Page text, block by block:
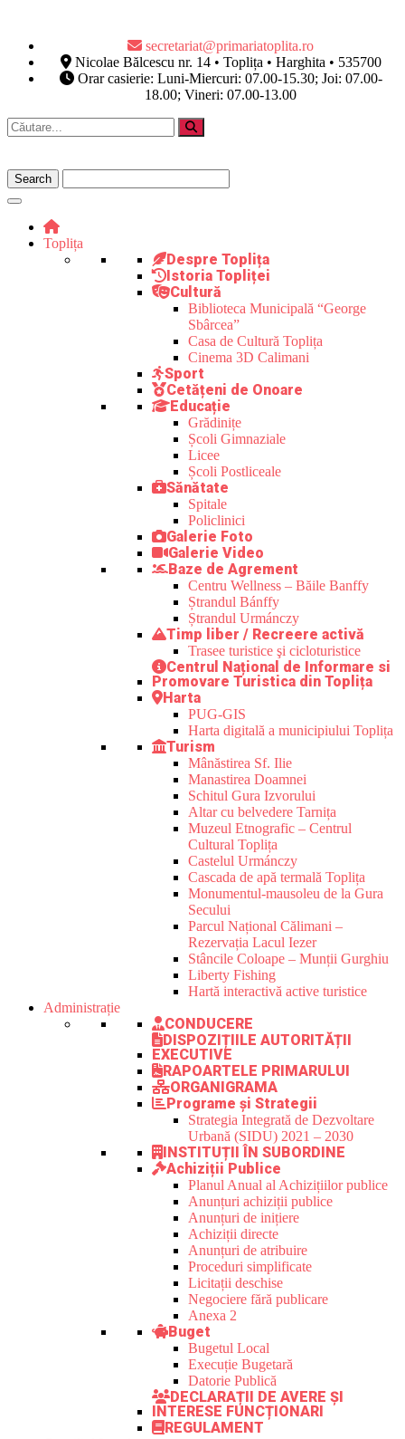
secretariat@primariatoplita.ro
Nicolae Bălcescu nr. 14 • Toplița • Harghita • 535700
Orar casierie: Luni-Miercuri: 07.00-15.30; Joi: 07.00-
18.00; Vineri: 07.00-13.00
Toplița
Despre Toplița
Istoria Topliței
Cultură
Biblioteca Municipală “George
Sbârcea”
Casa de Cultură Toplița
Cinema 3D Calimani
Sport
Cetățeni de Onoare
Educație
Grădinițe
Școli Gimnaziale
Licee
Școli Postliceale
Sănătate
Spitale
Policlinici
Galerie Foto
Galerie Video
Baze de Agrement
Centru Wellness – Băile Banffy
Ștrandul Bánffy
Ștrandul Urmánczy
Timp liber / Recreere activă
Trasee turistice şi cicloturistice
Centrul Național de Informare si
Promovare Turistica din Toplița
Harta
PUG-GIS
Harta digitală a municipiului Toplița
Turism
Mânăstirea Sf. Ilie
Manastirea Doamnei
Schitul Gura Izvorului
Altar cu belvedere Tarnița
Muzeul Etnografic – Centrul
Cultural Toplița
Castelul Urmánczy
Cascada de apă termală Toplița
Monumentul-mausoleu de la Gura
Secului
Parcul Național Călimani –
Rezervația Lacul Iezer
Stâncile Coloape – Munții Gurghiu
Liberty Fishing
Hartă interactivă active turistice
Administrație
CONDUCERE
DISPOZIȚIILE AUTORITĂȚII
EXECUTIVE
RAPOARTELE PRIMARULUI
ORGANIGRAMA
Programe și Strategii
Strategia Integrată de Dezvoltare
Urbană (SIDU) 2021 – 2030
INSTITUȚII ÎN SUBORDINE
Achiziții Publice
Planul Anual al Achizițiilor publice
Anunțuri achiziții publice
Anunțuri de inițiere
Achiziții directe
Anunțuri de atribuire
Proceduri simplificate
Licitații deschise
Negociere fără publicare
Anexa 2
Buget
Bugetul Local
Execuție Bugetară
Datorie Publică
DECLARAȚII DE AVERE ȘI
INTERESE FUNCȚIONARI
REGULAMENT